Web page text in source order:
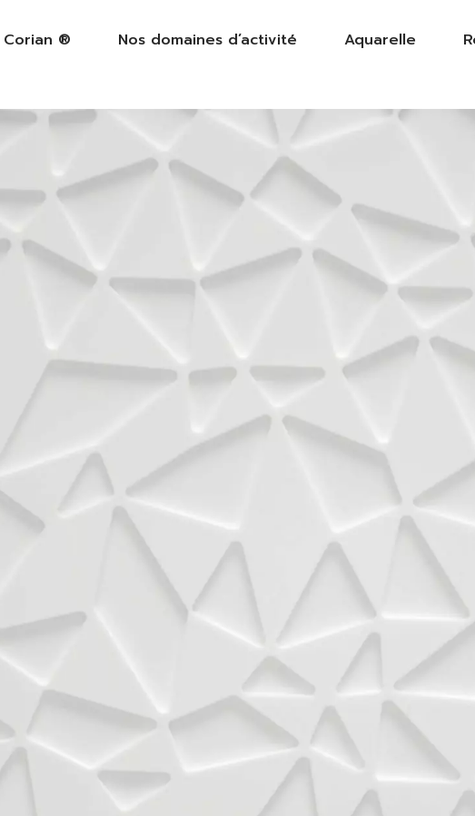
Corian ® Nos domaines d’activité Aquarelle